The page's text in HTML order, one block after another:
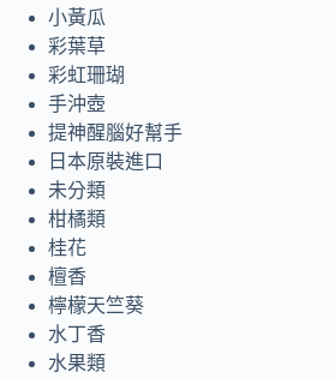
小黃瓜
彩葉草
彩虹珊瑚
手沖壺
提神醒腦好幫手
日本原裝進口
未分類
柑橘類
桂花
檀香
檸檬天竺葵
水丁香
水果類